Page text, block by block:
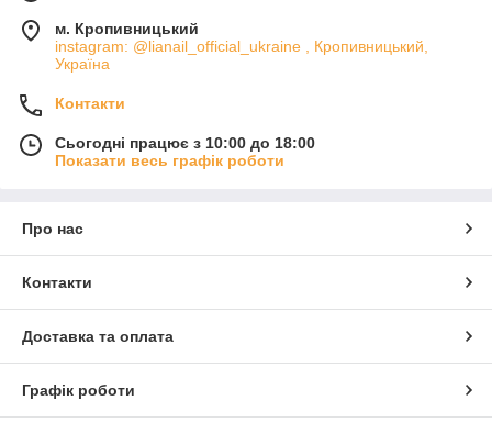
м. Кропивницький
instagram: @lianail_official_ukraine , Кропивницький,
Україна
Контакти
Сьогодні працює з 10:00 до 18:00
Показати весь графік роботи
Про нас
Контакти
Доставка та оплата
Графік роботи